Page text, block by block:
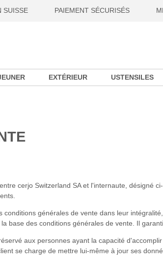
SUISSE PAIEMENT SÉCURISÉS
EXTÉRIEUR USTENSILES
cerjo Switzerland SA et l'internaute, désigné
générales de vente dans leur
base des conditions générales de vente. Il
aux personnes ayant la capacité
se charge de mettre lui-même à jour ses